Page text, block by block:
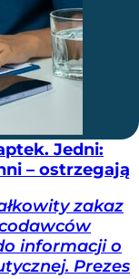
Jedni:
– ostrzegają
zakaz
informacji o
Prezes